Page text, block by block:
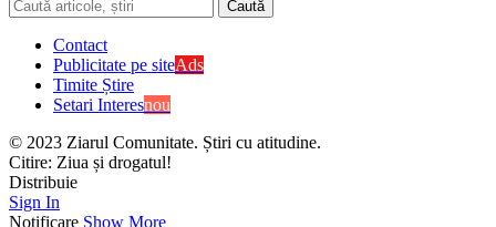
Contact
Publicitate pe siteAds
Timite Știre
Setari Interesnou
© 2023 Ziarul Comunitate. Știri cu atitudine.
Citire: Ziua și drogatul!
Distribuie
Sign In
Notificare Show More